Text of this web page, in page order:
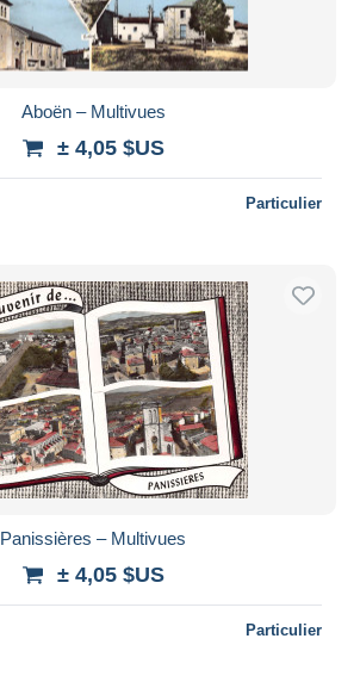
Aboën – Multivues
± 4,05 $US
Particulier
Panissières – Multivues
± 4,05 $US
Particulier